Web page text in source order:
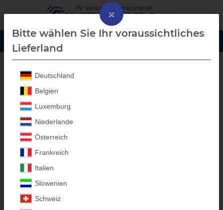
Blech-Bordwanderhöhung
×
Bitte wählen Sie Ihr voraussichtliches
Lieferland
Deutschland
Belgien
Luxemburg
Niederlande
Österreich
Frankreich
Italien
Slowenien
Schweiz